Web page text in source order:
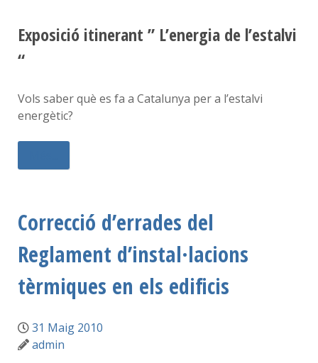
Exposició itinerant ” L’energia de l’estalvi
“
Vols saber què es fa a Catalunya per a l’estalvi
energètic?
Correcció d’errades del
Reglament d’instal·lacions
tèrmiques en els edificis
31 Maig 2010
admin